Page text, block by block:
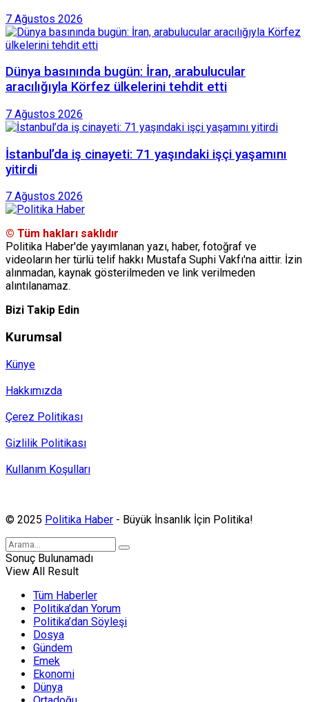
7 Ağustos 2026
Dünya basınında bugün: İran, arabulucular
aracılığıyla Körfez ülkelerini tehdit etti
7 Ağustos 2026
İstanbul’da iş cinayeti: 71 yaşındaki işçi yaşamını
yitirdi
7 Ağustos 2026
© Tüm hakları saklıdır
Politika Haber'de yayımlanan yazı, haber, fotoğraf ve
videoların her türlü telif hakkı Mustafa Suphi Vakfı'na aittir. İzin
alınmadan, kaynak gösterilmeden ve link verilmeden
alıntılanamaz.
Bizi Takip Edin
Kurumsal
Künye
Hakkımızda
Çerez Politikası
Gizlilik Politikası
Kullanım Koşulları
© 2025 Politika Haber - Büyük İnsanlık İçin Politika!
Sonuç Bulunamadı
View All Result
Tüm Haberler
Politika’dan Yorum
Politika’dan Söyleşi
Dosya
Gündem
Emek
Ekonomi
Dünya